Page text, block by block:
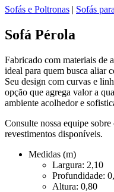
Sofás e Poltronas | Sofás
Sofá Pérola
Fabricado com materiais de
ideal para quem busca aliar
Seu design com curvas e
opção que agrega valor a
ambiente acolhedor e
Consulte nossa equipe
revestimentos disponíveis.
Medidas (m)
Largura: 2,10
Profundidade:
Altura: 0,80